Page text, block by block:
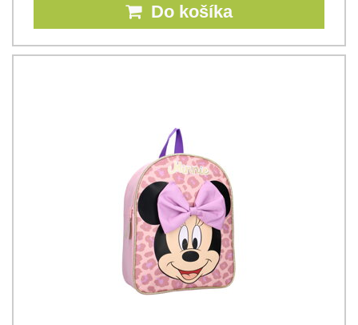
Do košíka